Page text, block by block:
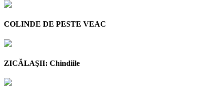
COLINDE DE PESTE VEAC
ZICĂLAŞII: Chindiile